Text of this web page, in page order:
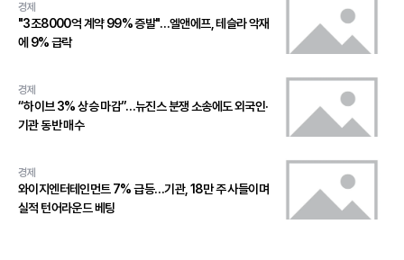
경제
"3조8000억 계약 99% 증발"…엘앤에프, 테슬라 악재
에 9% 급락
경제
“하이브 3% 상승 마감”…뉴진스 분쟁 소송에도 외국인·
기관 동반 매수
경제
와이지엔터테인먼트 7% 급등…기관, 18만 주 사들이며
실적 턴어라운드 베팅